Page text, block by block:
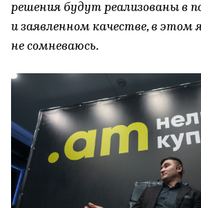
решения будут реализованы в
и заявленном качестве, в этом
не сомневаюсь.